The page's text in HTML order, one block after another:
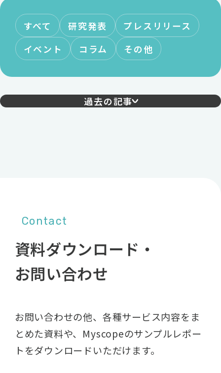
すべて 研究発表
プレスリリース
イベント
コラム その他
過去の記事
Contact
資料ダウンロード・
お問い合わせ
お問い合わせの他、各種サービス内容をま
とめた資料や、 Myscopeのサンプルレポー
トをダウンロードいただけます。